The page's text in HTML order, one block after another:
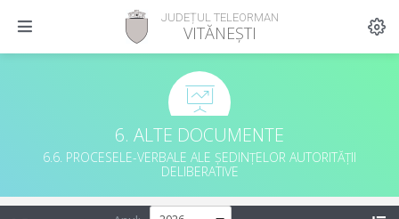
JUDEȚUL TELEORMAN
VITĂNEȘTI
6. ALTE DOCUMENTE
6.6. PROCESELE-VERBALE ALE ȘEDINȚELOR AUTORITĂȚII
DELIBERATIVE